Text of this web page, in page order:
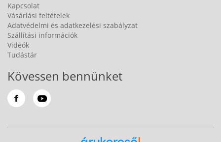
Kapcsolat
Vásárlási feltételek
Adatvédelmi és adatkezelési szabályzat
Szállítási információk
Videók
Tudástár
Kövessen bennünket